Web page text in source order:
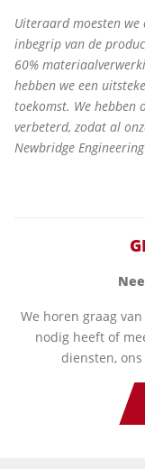
Uiteraard moesten
inbegrip van de
60%
hebben we een
toekomst. We hebben
verbeterd, zodat al
Newbridge
We horen graag
nodig heeft of
diensten,